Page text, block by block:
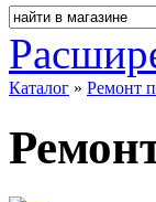
Каталог » Ремонт